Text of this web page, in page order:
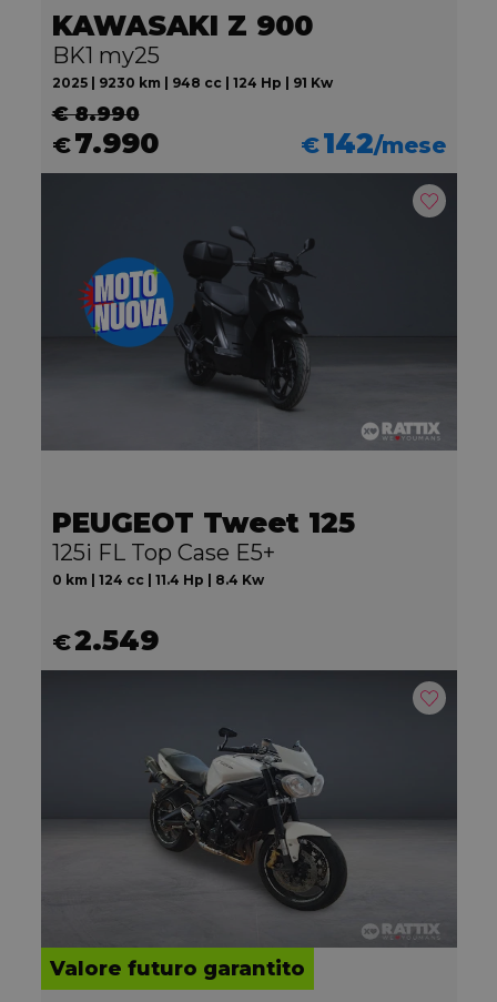
KAWASAKI Z 900
BK1 my25
2025 | 9230 km | 948 cc | 124 Hp | 91 Kw
€ 8.990
€7.990 €142/mese
PEUGEOT Tweet 125
125i FL Top Case E5+
0 km | 124 cc | 11.4 Hp | 8.4 Kw
€2.549
Valore futuro garantito